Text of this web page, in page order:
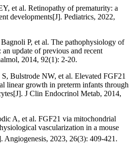
et al. Retinopathy of prematurity: a
developments[J]. Pediatrics, 2022,
P, et al. The pathophysiology of
update of previous and recent
2014, 92(1): 2-20.
Bulstrode NW, et al. Elevated FGF21
linear growth in preterm infants through
J Clin Endocrinol Metab, 2014,
A, et al. FGF21 via mitochondrial
vascularization in a mouse
2023, 26(3): 409-421.